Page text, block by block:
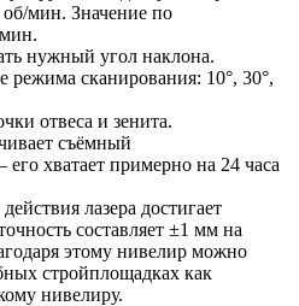
мин. Значение по
нужный угол наклона.
режима сканирования: 10°, 30°,
отвеса и зенита.
съёмный
хватает примерно на 24 часа
лазера достигает
составляет ±1 мм на
этому нивелир можно
стройплощадках как
нивелиру.